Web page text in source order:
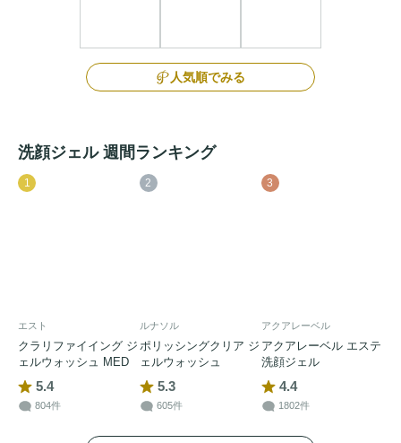
人気順でみる
洗顔ジェル 週間ランキング
1
エスト
クラリファイイング ジ
ェルウォッシュ MED
5.4
804件
2
ルナソル
ポリッシングクリア ジ
ェルウォッシュ
5.3
605件
3
アクアレーベル
アクアレーベル エステ
洗顔ジェル
4.4
1802件